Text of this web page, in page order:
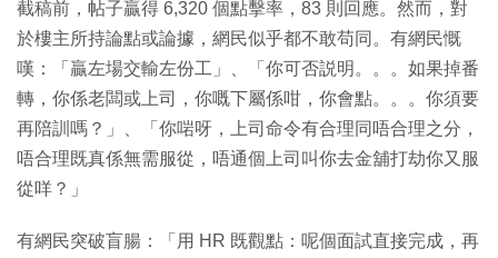
截稿前，帖子贏得 6,320 個點擊率，83 則回應。然而，對
於樓主所持論點或論據，網民似乎都不敢苟同。有網民慨
嘆：「贏左場交輸左份工」、「你可否説明。。。如果掉番
轉，你係老闆或上司，你嘅下屬係咁，你會點。。。你須要
再陪訓嗎？」、「你啱呀，上司命令有合理同唔合理之分，
唔合理既真係無需服從，唔通個上司叫你去金舖打劫你又服
從咩？」
有網民突破盲腸：「用 HR 既觀點：呢個面試直接完成，再